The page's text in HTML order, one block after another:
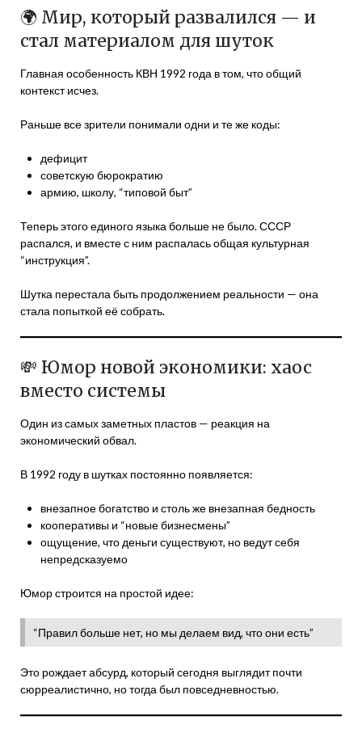
🌍 Мир, который развалился — и
стал материалом для шуток
Главная особенность КВН 1992 года в том, что общий
контекст исчез.
Раньше все зрители понимали одни и те же коды:
дефицит
советскую бюрократию
армию, школу, “типовой быт”
Теперь этого единого языка больше не было. СССР
распался, и вместе с ним распалась общая культурная
“инструкция”.
Шутка перестала быть продолжением реальности — она
стала попыткой её собрать.
💸 Юмор новой экономики: хаос
вместо системы
Один из самых заметных пластов — реакция на
экономический обвал.
В 1992 году в шутках постоянно появляется:
внезапное богатство и столь же внезапная бедность
кооперативы и “новые бизнесмены”
ощущение, что деньги существуют, но ведут себя
непредсказуемо
Юмор строится на простой идее:
“Правил больше нет, но мы делаем вид, что они есть”
Это рождает абсурд, который сегодня выглядит почти
сюрреалистично, но тогда был повседневностью.